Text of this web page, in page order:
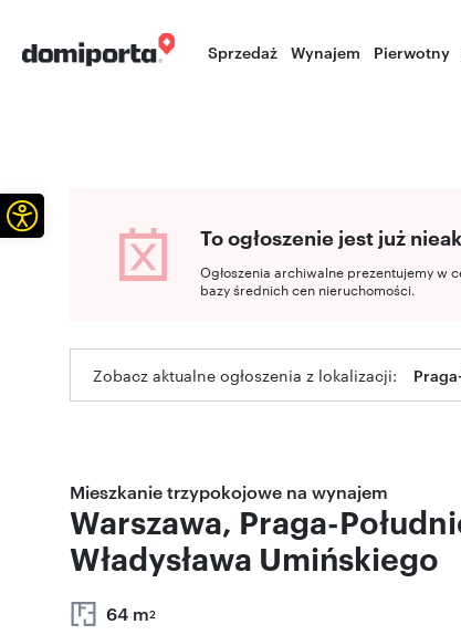
Sprzedaż Wynajem Pierwotny
To ogłoszenie jest już
Ogłoszenia archiwalne prezentujemy w
bazy średnich cen nieruchomości.
Zobacz aktualne ogłoszenia z lokalizacji:
Mieszkanie trzypokojowe na wynajem
Warszawa, Praga-
Władysława Umińskiego
64 m2
Otwórz pasek narzędzi